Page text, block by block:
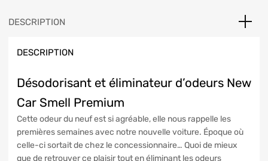
DESCRIPTION
DESCRIPTION
Désodorisant et éliminateur d’odeurs New
Car Smell Premium
Cette odeur du neuf est si agréable, elle nous rappelle les
premières semaines avec notre nouvelle voiture. Époque où
celle-ci sortait de chez le concessionnaire… Quoi de mieux
que de retrouver ce plaisir tout en éliminant les odeurs